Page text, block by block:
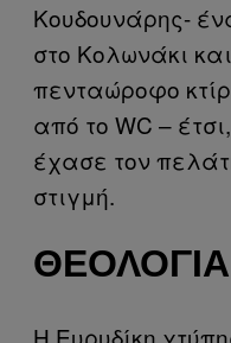
Κουδουνάρης-
στο Κολωνάκι
πενταώροφο
από το WC –
έχασε τον
στιγμή.